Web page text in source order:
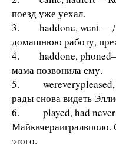
поезд уже уехал.
3. haddone, went—
домашнюю работу,
4. haddone, phoned—
мама позвонила ему.
5. wereverypleased,
рады снова видеть
6. played, had never
Майквчераигралвполо.
этого.